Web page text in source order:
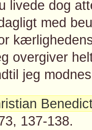
livede dog
med
overgiver
jeg
137-138.